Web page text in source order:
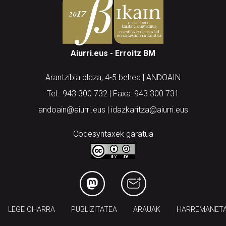
Aiurri.eus - Erroitz BM
Arantzibia plaza, 4-5 behea | ANDOAIN
Tel.: 943 300 732 | Faxa: 943 300 731
andoain@aiurri.eus | idazkaritza@aiurri.eus
Codesyntaxek garatua
LEGE OHARRA PUBLIZITATEA ARAUAK